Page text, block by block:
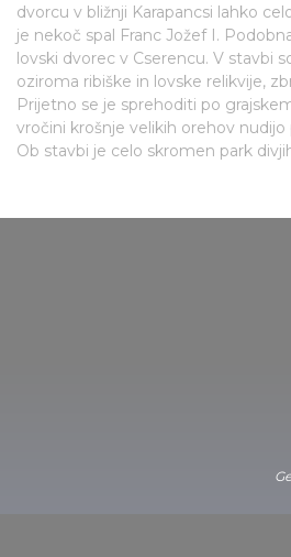
may combine it with other
provided to them or that they’ve
of their services.
dvorcu v bližnji Karapancsi lahko
je nekoč spal Franc Jožef I.
lovski dvorec v Cserencu. V stavbi
oziroma ribiške in lovske relikvije,
Prijetno se je sprehoditi po
vročini krošnje velikih orehov
Ob stavbi je celo skromen park